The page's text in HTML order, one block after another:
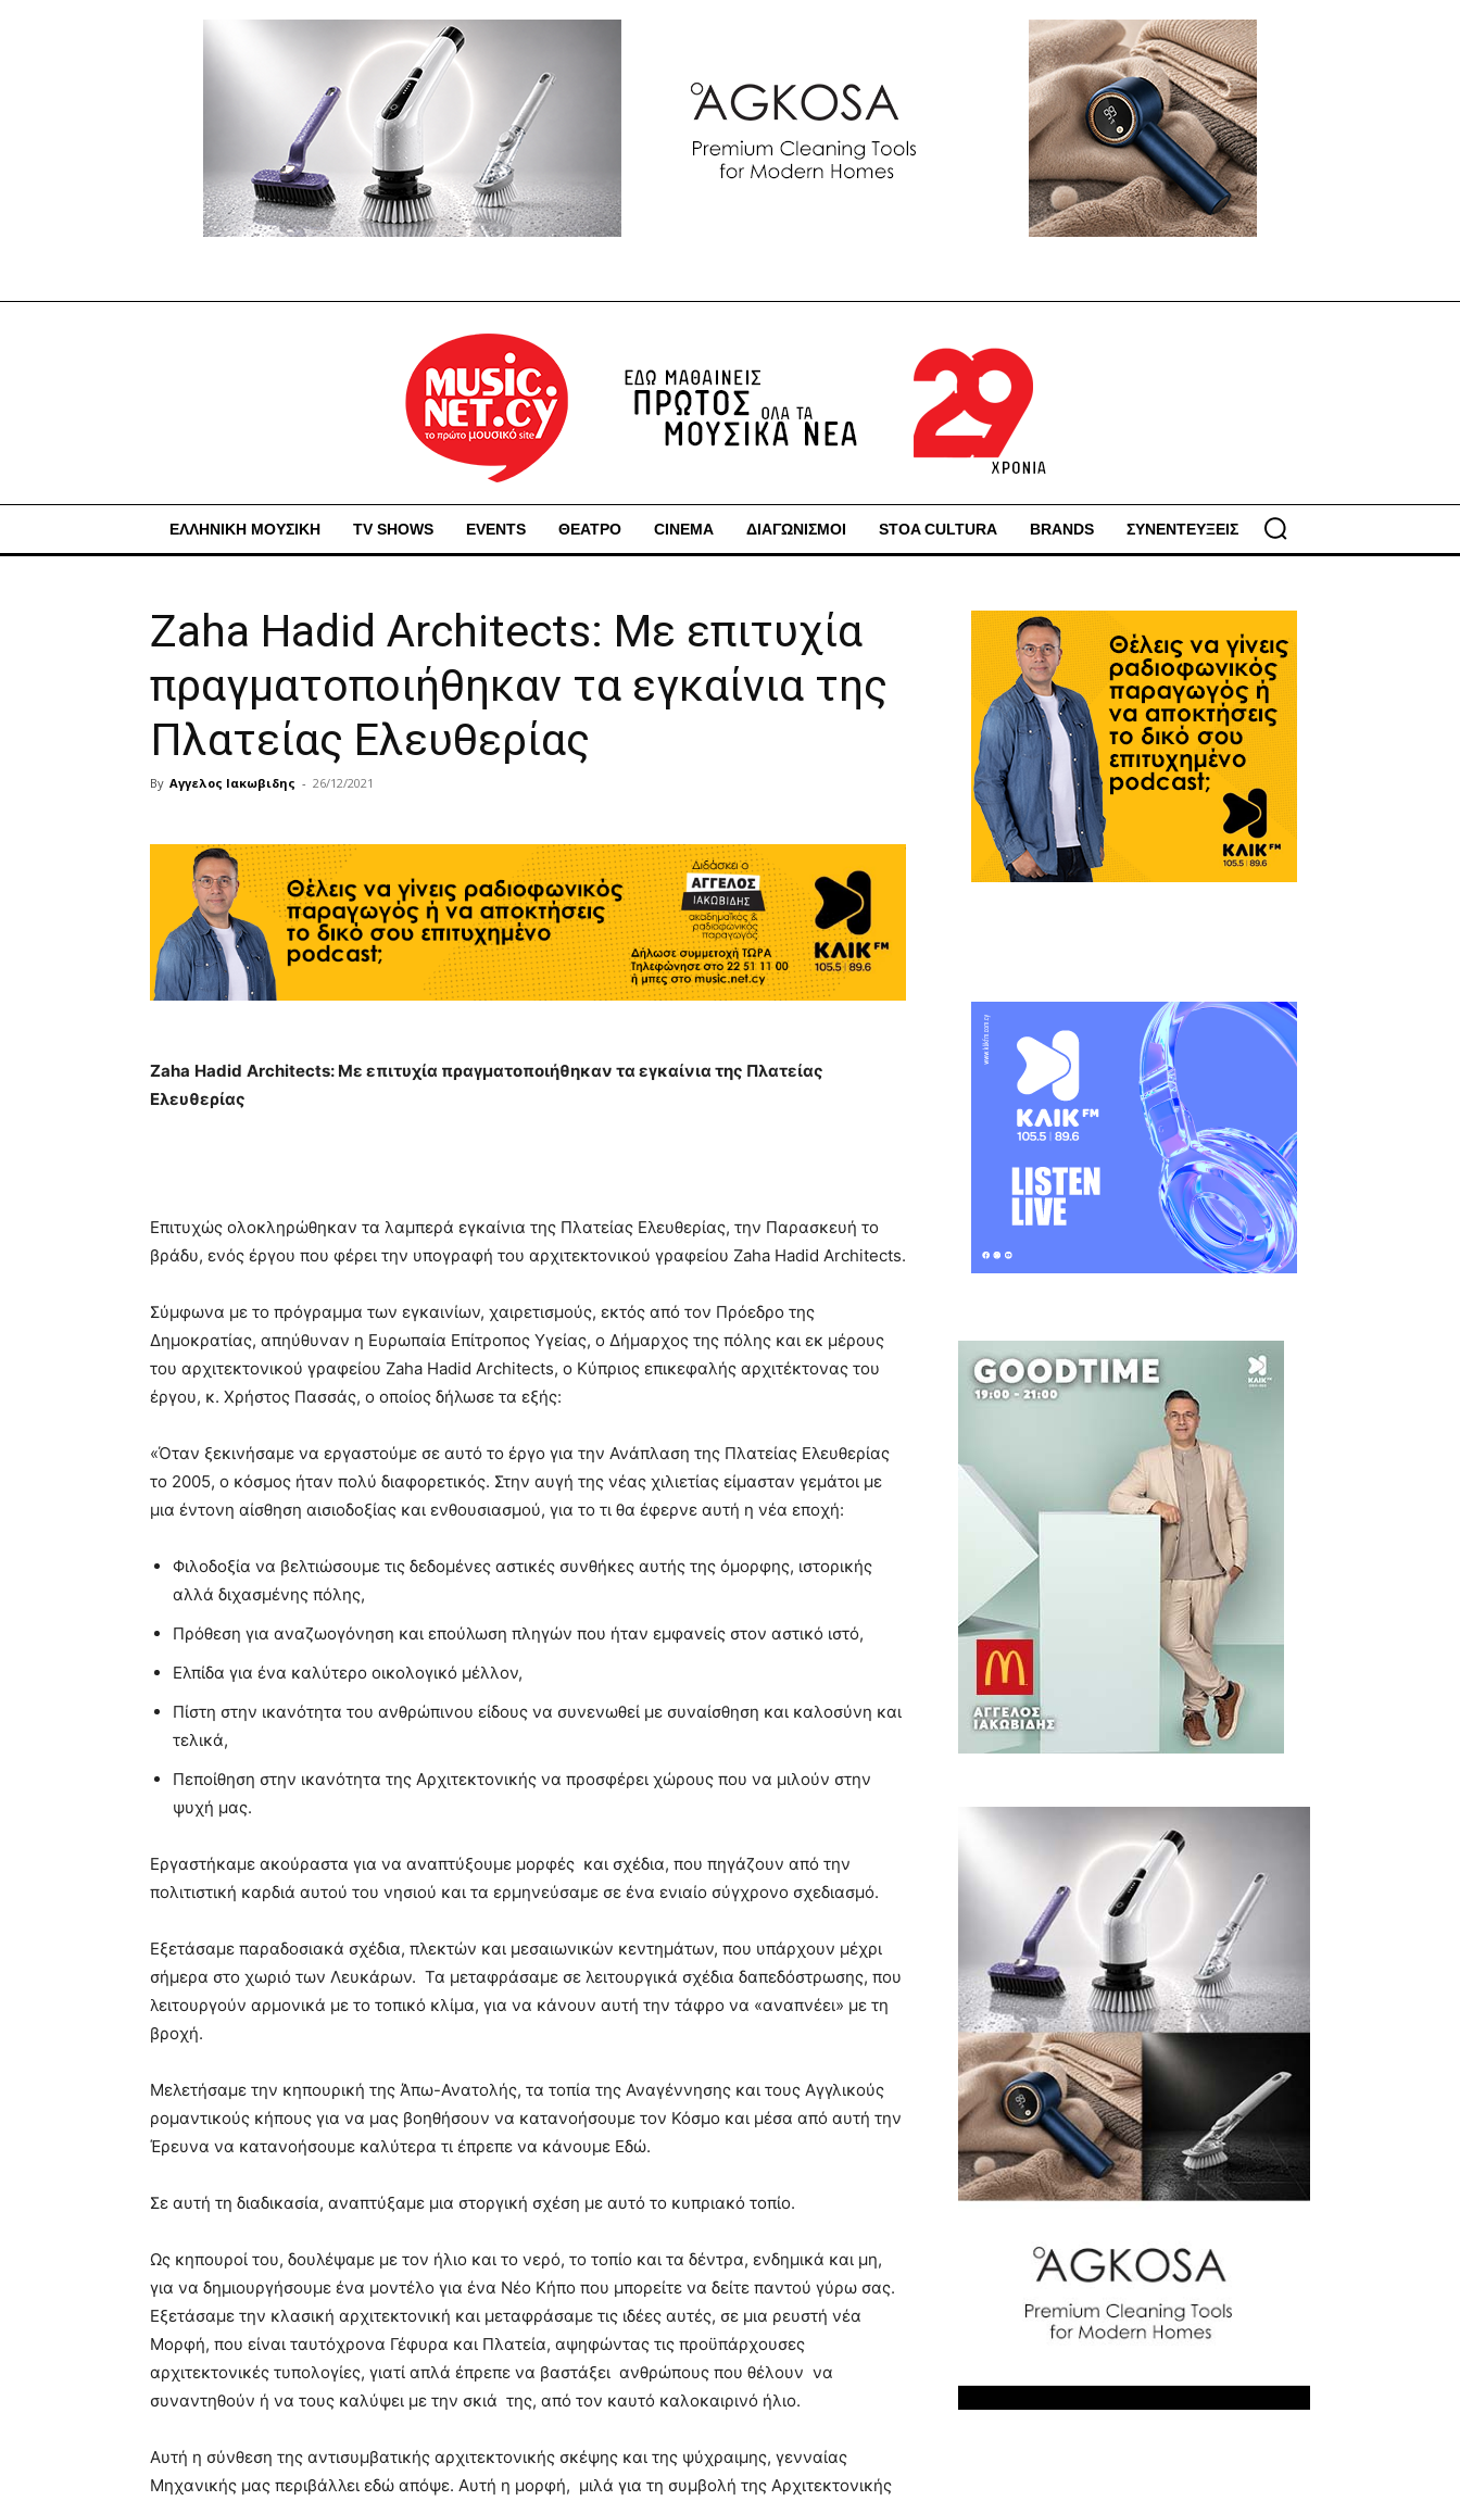
ΕΛΛΗΝΙΚΗ ΜΟΥΣΙΚΗ TV SHOWS EVENTS ΘΕΑΤΡΟ CINEMA ΔΙΑΓΩΝΙΣΜΟΙ STOA CULTURA BRANDS ΣΥΝΕΝΤΕΥΞΕΙΣ
Zaha Hadid Architects: Με επιτυχία
πραγματοποιήθηκαν τα εγκαίνια της
Πλατείας Ελευθερίας
By Αγγελος Ιακωβιδης - 26/12/2021
Zaha Hadid Architects: Με επιτυχία πραγματοποιήθηκαν τα εγκαίνια της Πλατείας
Ελευθερίας
Επιτυχώς ολοκληρώθηκαν τα λαμπερά εγκαίνια της Πλατείας Ελευθερίας, την Παρασκευή το
βράδυ, ενός έργου που φέρει την υπογραφή του αρχιτεκτονικού γραφείου Zaha Hadid Architects.
Σύμφωνα με το πρόγραμμα των εγκαινίων, χαιρετισμούς, εκτός από τον Πρόεδρο της
Δημοκρατίας, απηύθυναν η Ευρωπαία Επίτροπος Υγείας, ο Δήμαρχος της πόλης και εκ μέρους
του αρχιτεκτονικού γραφείου Zaha Hadid Architects, ο Κύπριος επικεφαλής αρχιτέκτονας του
έργου, κ. Χρήστος Πασσάς, ο οποίος δήλωσε τα εξής:
«Όταν ξεκινήσαμε να εργαστούμε σε αυτό το έργο για την Ανάπλαση της Πλατείας Ελευθερίας
το 2005, ο κόσμος ήταν πολύ διαφορετικός. Στην αυγή της νέας χιλιετίας είμασταν γεμάτοι με
μια έντονη αίσθηση αισιοδοξίας και ενθουσιασμού, για το τι θα έφερνε αυτή η νέα εποχή:
Φιλοδοξία να βελτιώσουμε τις δεδομένες αστικές συνθήκες αυτής της όμορφης, ιστορικής
αλλά διχασμένης πόλης,
Πρόθεση για αναζωογόνηση και επούλωση πληγών που ήταν εμφανείς στον αστικό ιστό,
Ελπίδα για ένα καλύτερο οικολογικό μέλλον,
Πίστη στην ικανότητα του ανθρώπινου είδους να συνενωθεί με συναίσθηση και καλοσύνη και
τελικά,
Πεποίθηση στην ικανότητα της Αρχιτεκτονικής να προσφέρει χώρους που να μιλούν στην
ψυχή μας.
Εργαστήκαμε ακούραστα για να αναπτύξουμε μορφές και σχέδια, που πηγάζουν από την
πολιτιστική καρδιά αυτού του νησιού και τα ερμηνεύσαμε σε ένα ενιαίο σύγχρονο σχεδιασμό.
Εξετάσαμε παραδοσιακά σχέδια, πλεκτών και μεσαιωνικών κεντημάτων, που υπάρχουν μέχρι
σήμερα στο χωριό των Λευκάρων. Τα μεταφράσαμε σε λειτουργικά σχέδια δαπεδόστρωσης, που
λειτουργούν αρμονικά με το τοπικό κλίμα, για να κάνουν αυτή την τάφρο να «αναπνέει» με τη
βροχή.
Μελετήσαμε την κηπουρική της Άπω-Ανατολής, τα τοπία της Αναγέννησης και τους Αγγλικούς
ρομαντικούς κήπους για να μας βοηθήσουν να κατανοήσουμε τον Κόσμο και μέσα από αυτή την
Έρευνα να κατανοήσουμε καλύτερα τι έπρεπε να κάνουμε Εδώ.
Σε αυτή τη διαδικασία, αναπτύξαμε μια στοργική σχέση με αυτό το κυπριακό τοπίο.
Ως κηπουροί του, δουλέψαμε με τον ήλιο και το νερό, το τοπίο και τα δέντρα, ενδημικά και μη,
για να δημιουργήσουμε ένα μοντέλο για ένα Νέο Κήπο που μπορείτε να δείτε παντού γύρω σας.
Εξετάσαμε την κλασική αρχιτεκτονική και μεταφράσαμε τις ιδέες αυτές, σε μια ρευστή νέα
Μορφή, που είναι ταυτόχρονα Γέφυρα και Πλατεία, αψηφώντας τις προϋπάρχουσες
αρχιτεκτονικές τυπολογίες, γιατί απλά έπρεπε να βαστάξει ανθρώπους που θέλουν να
συναντηθούν ή να τους καλύψει με την σκιά της, από τον καυτό καλοκαιρινό ήλιο.
Αυτή η σύνθεση της αντισυμβατικής αρχιτεκτονικής σκέψης και της ψύχραιμης, γενναίας
Μηχανικής μας περιβάλλει εδώ απόψε. Αυτή η μορφή, μιλά για τη συμβολή της Αρχιτεκτονικής